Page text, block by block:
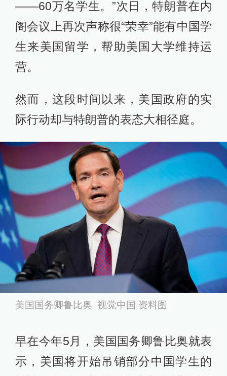
——60万名学生。”次日，特朗普在内
阁会议上再次声称很“荣幸”能有中国学
生来美国留学，帮助美国大学维持运
营。
然而，这段时间以来，美国政府的实
际行动却与特朗普的表态大相径庭。
美国国务卿鲁比奥 视觉中国 资料图
早在今年5月，美国国务卿鲁比奥就表
示，美国将开始吊销部分中国学生的